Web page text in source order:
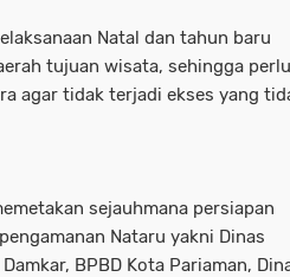
Natal dan tahun baru
tujuan wisata, sehingga perlu
agar tidak terjadi ekses yang
sejauhmana persiapan
Nataru yakni Dinas
BPBD Kota Pariaman,